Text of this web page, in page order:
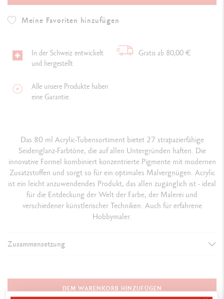
Meine Favoriten hinzufügen
In der Schweiz entwickelt
und hergestellt
Gratis ab 80,00 €
Alle unsere Produkte haben
eine Garantie.
Das 80 ml Acrylic-Tubensortiment bietet 27 strapazierfähige
Seidenglanz-Farbtöne, die auf allen Untergründen haften. Die
innovative Formel kombiniert konzentrierte Pigmente mit modernen
Zusatzstoffen und sorgt so für ein optimales Malvergnügen. Acrylic
ist ein leicht anzuwendendes Produkt, das allen zugänglich ist - ideal
für die Entdeckung der Welt der Farbe, der Malerei und
verschiedener künstlerischer Techniken. Auch für erfahrene
Hobbymaler.
Zusammensetzung
Format 80 ml
Gleichmässig satiniertes Aussehen
DEM WARENKORB HINZUFÜGEN